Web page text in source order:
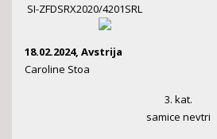
SI-ZFDSRX2020/4201SRL
18.02.2024, Avstrija
Caroline Stoa
3. kat.
samice nevtri